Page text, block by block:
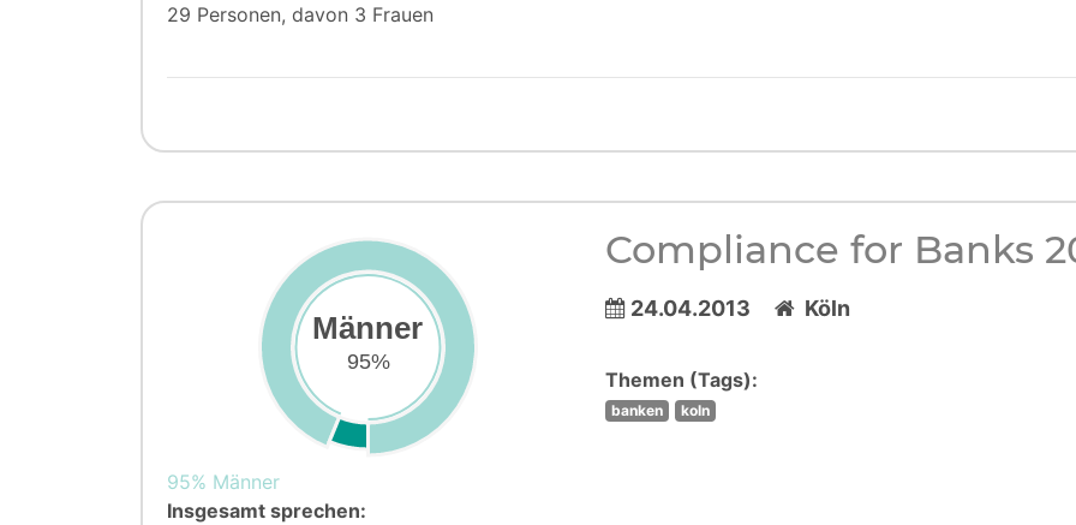
29 Personen, davon 3 Frauen
Männer
95%
95% Männer
Insgesamt sprechen:
Compliance for Banks
24.04.2013 Köln
Themen (Tags):
banken koln